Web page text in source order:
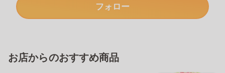
フォロー
お店からのおすすめ商品